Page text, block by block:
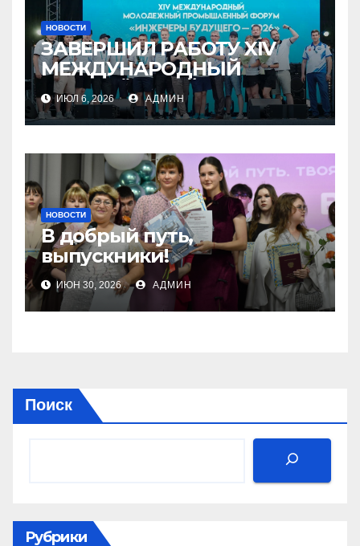
НОВОСТИ
ЗАВЕРШИЛ РАБОТУ XIV
МЕЖДУНАРОДНЫЙ
МОЛОДЁЖНЫЙ
ПРОМЫШЛЕННЫЙ ФОРУМ
«ИНЖЕНЕРЫ БУДУЩЕГО –
2026»
ИЮЛ 6, 2026 АДМИН
НОВОСТИ
В добрый путь,
выпускники!
ИЮН 30, 2026 АДМИН
Поиск
Рубрики